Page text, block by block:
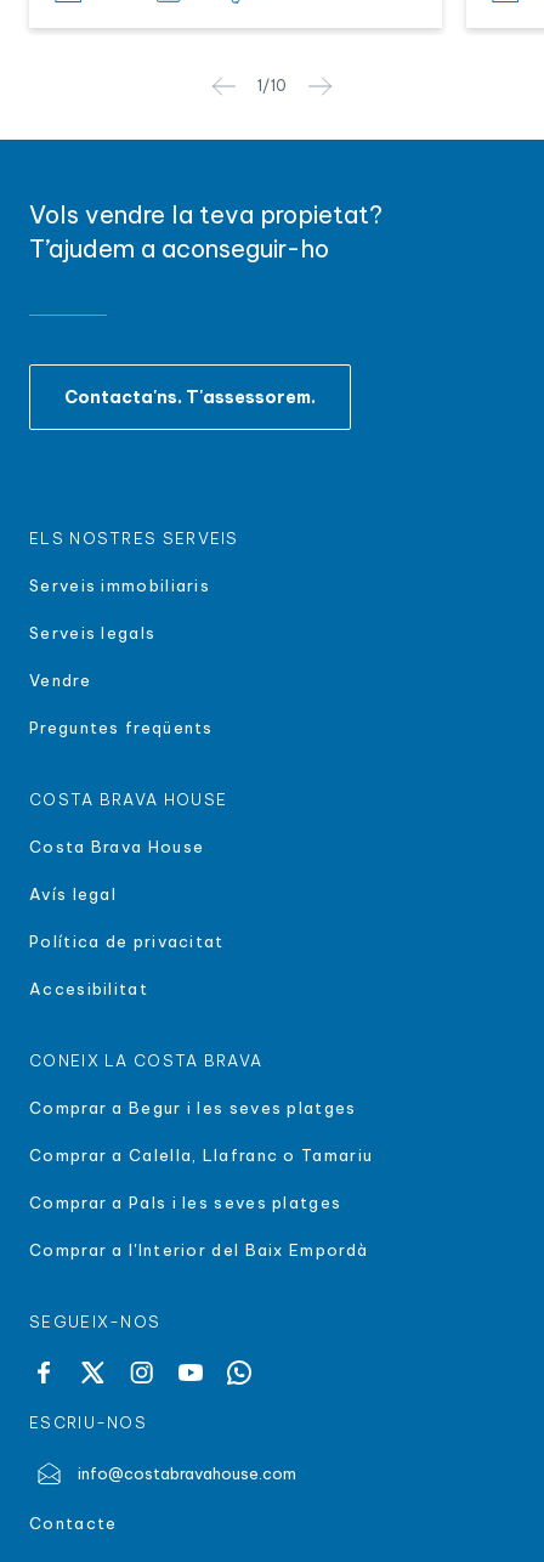
1 /10
Vols vendre la teva propietat?
T’ajudem a aconseguir-ho
Contacta'ns. T'assessorem.
ELS NOSTRES SERVEIS
Serveis immobiliaris
Serveis legals
Vendre
Preguntes freqüents
COSTA BRAVA HOUSE
Costa Brava House
Avís legal
Política de privacitat
Accesibilitat
CONEIX LA COSTA BRAVA
Comprar a Begur i les seves platges
Comprar a Calella, Llafranc o Tamariu
Comprar a Pals i les seves platges
Comprar a l'Interior del Baix Empordà
SEGUEIX-NOS
ESCRIU-NOS
info@costabravahouse.com
Contacte